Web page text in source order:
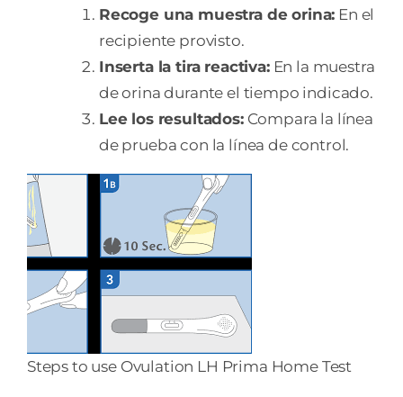
Recoge una muestra de orina: En el
recipiente provisto.
Inserta la tira reactiva:En la muestra
de orina durante el tiempo indicado.
Lee los resultados:Compara la línea
de prueba con la línea de control.
Steps to use Ovulation LH Prima Home Test